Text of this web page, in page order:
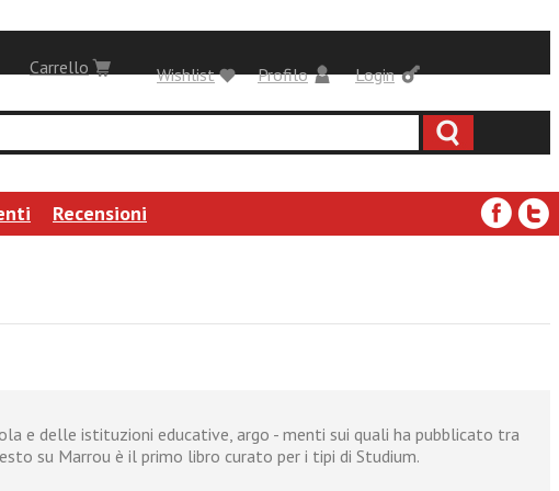
Login
Carrello Profilo
Wishlist
Recensioni
e delle istituzioni educative, argo - menti sui quali ha pubblicato tra
su Marrou è il primo libro curato per i tipi di Studium.